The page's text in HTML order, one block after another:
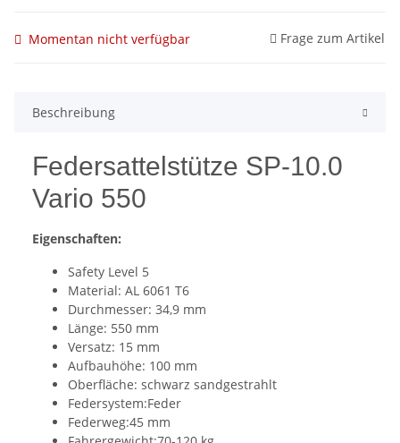
Momentan nicht verfügbar Frage zum Artikel
Beschreibung
Federsattelstütze SP-10.0
Vario 550
Eigenschaften:
Safety Level 5
Material: AL 6061 T6
Durchmesser: 34,9 mm
Länge: 550 mm
Versatz: 15 mm
Aufbauhöhe: 100 mm
Oberfläche: schwarz sandgestrahlt
Federsystem:Feder
Federweg:45 mm